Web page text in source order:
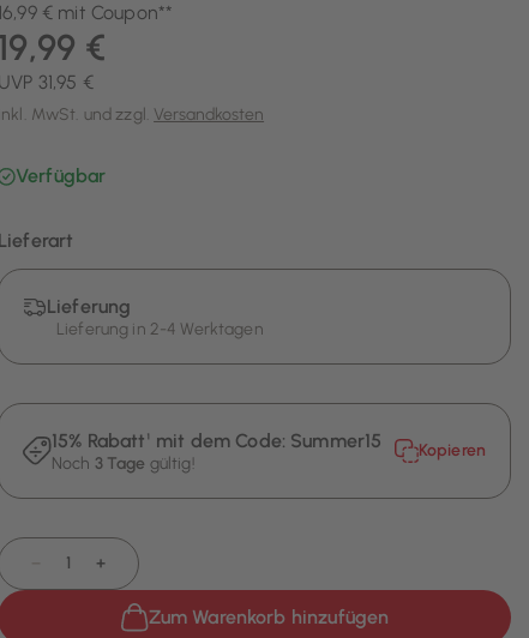
16,99 € mit Coupon**
UVP 31,95 €
19,99 €
inkl. MwSt. und zzgl. Versandkosten
Verfügbar
Lieferart
Lieferung
Lieferung in 2-4 Werktagen
15% Rabatt¹ mit dem Code: Summer15
Noch 3 Tage gültig!
Kopieren
+
Zum Warenkorb hinzufügen